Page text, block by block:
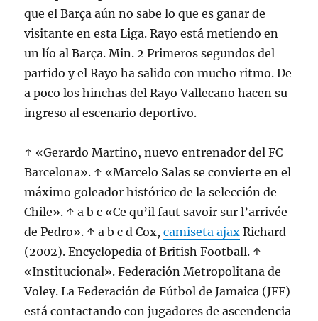
que el Barça aún no sabe lo que es ganar de
visitante en esta Liga. Rayo está metiendo en
un lío al Barça. Min. 2 Primeros segundos del
partido y el Rayo ha salido con mucho ritmo. De
a poco los hinchas del Rayo Vallecano hacen su
ingreso al escenario deportivo.
↑ «Gerardo Martino, nuevo entrenador del FC
Barcelona». ↑ «Marcelo Salas se convierte en el
máximo goleador histórico de la selección de
Chile». ↑ a b c «Ce qu’il faut savoir sur l’arrivée
de Pedro». ↑ a b c d Cox,camiseta ajax Richard
(2002). Encyclopedia of British Football. ↑
«Institucional». Federación Metropolitana de
Voley. La Federación de Fútbol de Jamaica (JFF)
está contactando con jugadores de ascendencia